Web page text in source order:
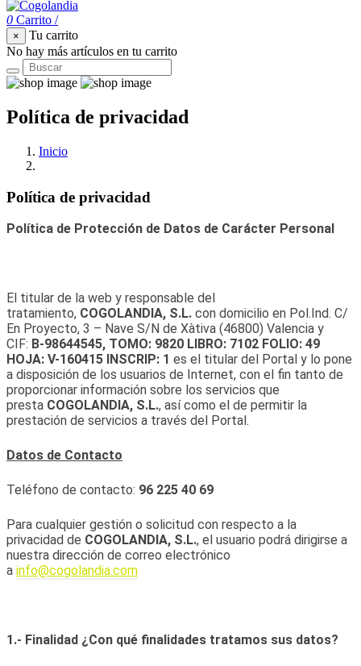
0 Carrito /
×
Tu carrito
No hay más artículos en tu carrito
Política de privacidad
Inicio
Política de privacidad
Política de Protección de Datos de Carácter Personal
El titular de la web y responsable del
tratamiento, COGOLANDIA, S.L. con domicilio en Pol.Ind. C/
En Proyecto, 3 – Nave S/N de Xàtiva (46800) Valencia y
CIF: B-98644545, TOMO: 9820 LIBRO: 7102 FOLIO: 49
HOJA: V-160415 INSCRIP: 1 es el titular del Portal y lo pone
a disposición de los usuarios de Internet, con el fin tanto de
proporcionar información sobre los servicios que
presta COGOLANDIA, S.L., así como el de permitir la
prestación de servicios a través del Portal.
Datos de Contacto
Teléfono de contacto: 96 225 40 69
Para cualquier gestión o solicitud con respecto a la
privacidad de COGOLANDIA, S.L., el usuario podrá dirigirse a
nuestra dirección de correo electrónico
a info@cogolandia.com
1.- Finalidad ¿Con qué finalidades tratamos sus datos?